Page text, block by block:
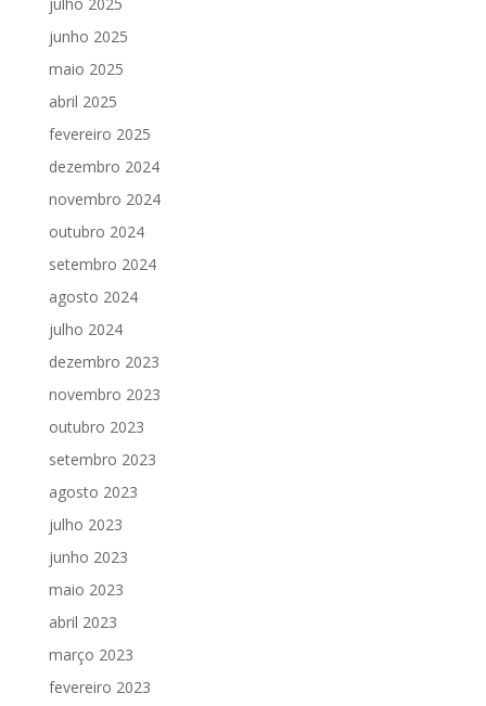
junho 2025
maio 2025
abril 2025
fevereiro 2025
dezembro 2024
novembro 2024
outubro 2024
setembro 2024
agosto 2024
julho 2024
dezembro 2023
novembro 2023
outubro 2023
setembro 2023
agosto 2023
julho 2023
junho 2023
maio 2023
abril 2023
março 2023
fevereiro 2023